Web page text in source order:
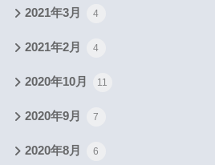
2021年3月 4
2021年2月 4
2020年10月 11
2020年9月 7
2020年8月 6